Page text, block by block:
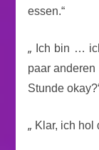
essen.“
„ Ich bin …
paar
Stunde
„ Klar, ich hol